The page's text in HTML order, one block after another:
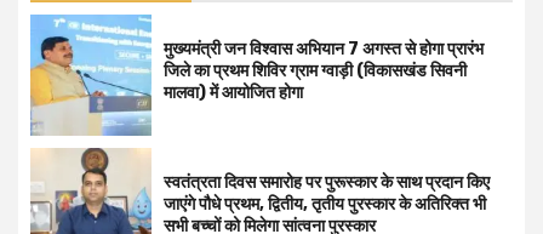
मुख्यमंत्री जन विश्वास अभियान 7 अगस्त से होगा प्रारंभ
जिले का प्रथम शिविर ग्राम ग्वाड़ी (विकासखंड सिवनी
मालवा) में आयोजित होगा
स्वतंत्रता दिवस समारोह पर पुरूस्‍कार के साथ प्रदान किए
जाएंगे पौधे प्रथम, द्वितीय, तृतीय पुरस्कार के अतिरिक्त भी
सभी बच्चों को मिलेगा सांत्वना पुरस्कार